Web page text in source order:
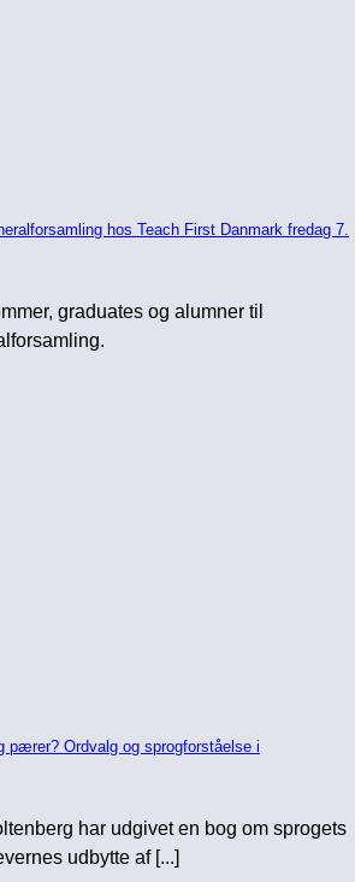
hos Teach First Danmark fredag 7.
graduates og alumner til
pærer? Ordvalg og sprogforståelse i
har udgivet en bog om sprogets
udbytte af [...]